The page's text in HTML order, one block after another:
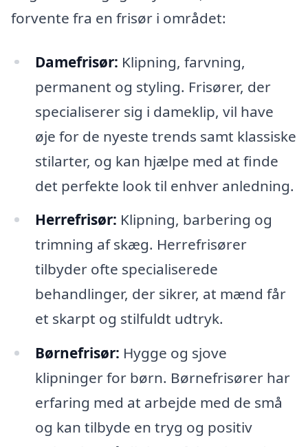
forvente fra en frisør i området:
Damefrisør: Klipning, farvning,
permanent og styling. Frisører, der
specialiserer sig i dameklip, vil have
øje for de nyeste trends samt klassiske
stilarter, og kan hjælpe med at finde
det perfekte look til enhver anledning.
Herrefrisør: Klipning, barbering og
trimning af skæg. Herrefrisører
tilbyder ofte specialiserede
behandlinger, der sikrer, at mænd får
et skarpt og stilfuldt udtryk.
Børnefrisør: Hygge og sjove
klipninger for børn. Børnefrisører har
erfaring med at arbejde med de små
og kan tilbyde en tryg og positiv